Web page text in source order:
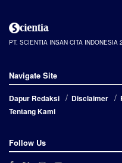
PT. SCIENTIA INSAN CITA INDONESIA
Navigate Site
Dapur Redaksi Disclaimer
Tentang Kami
Follow Us